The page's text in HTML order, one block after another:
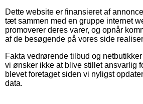
Dette website er finansieret af
tæt sammen med en gruppe internet
promoverer deres varer, og opnår
af de besøgende på vores side
Fakta vedrørende tilbud og
vi ønsker ikke at blive stillet ansvarlig
blevet foretaget siden vi nyligst
data.